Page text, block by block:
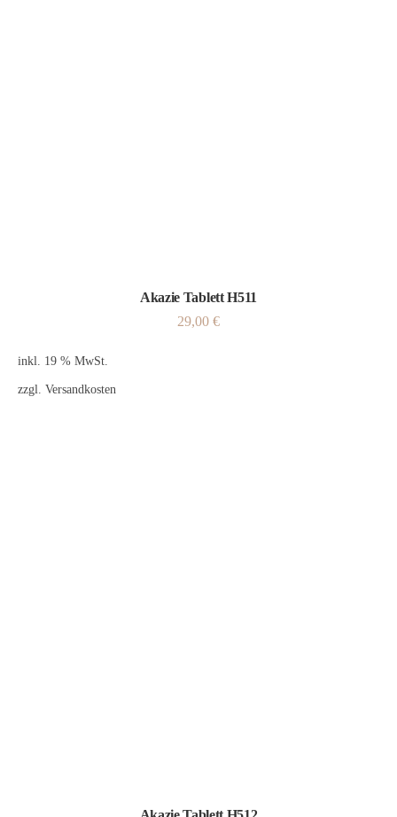
Akazie Tablett H511
29,00 €
inkl. 19 % MwSt.
zzgl. Versandkosten